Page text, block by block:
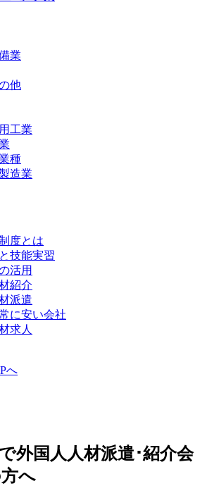
業
他
工業
種
造業
度とは
技能実習
活用
紹介
派遣
に安い会社
求人
へ
外国人人材派遣･紹介会
へ